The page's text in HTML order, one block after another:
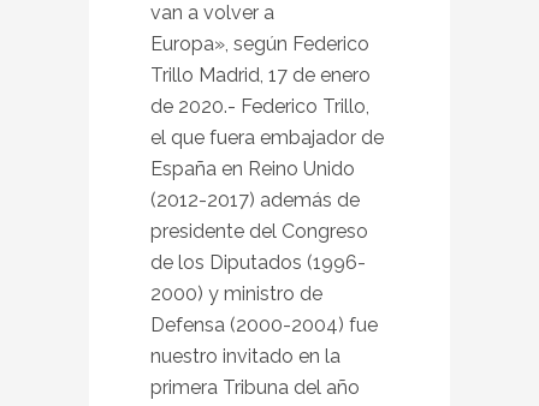
van a volver a
Europa», según Federico
Trillo Madrid, 17 de enero
de 2020.- Federico Trillo,
el que fuera embajador de
España en Reino Unido
(2012-2017) además de
presidente del Congreso
de los Diputados (1996-
2000) y ministro de
Defensa (2000-2004) fue
nuestro invitado en la
primera Tribuna del año